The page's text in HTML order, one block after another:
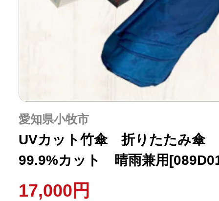
愛知県小牧市
UVカット竹傘 折りたたみ
99.9%カット 晴雨兼用
17,000円